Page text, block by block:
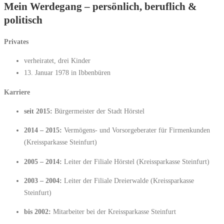
Mein Werdegang – persönlich, beruflich &
politisch
Privates
verheiratet, drei Kinder
13. Januar 1978 in Ibbenbüren
Karriere
seit 2015: Bürgermeister der Stadt Hörstel
2014 – 2015: Vermögens- und Vorsorgeberater für Firmenkunden
(Kreissparkasse Steinfurt)
2005 – 2014: Leiter der Filiale Hörstel (Kreissparkasse Steinfurt)
2003 – 2004: Leiter der Filiale Dreierwalde (Kreissparkasse
Steinfurt)
bis 2002: Mitarbeiter bei der Kreissparkasse Steinfurt